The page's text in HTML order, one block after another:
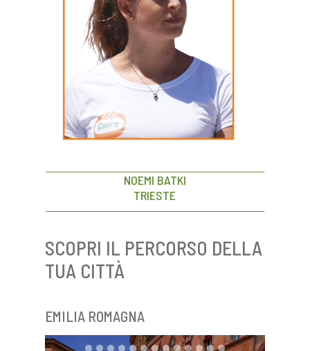
NOEMI BATKI
TRIESTE
SCOPRI IL PERCORSO DELLA
TUA CITTÀ
EMILIA ROMAGNA